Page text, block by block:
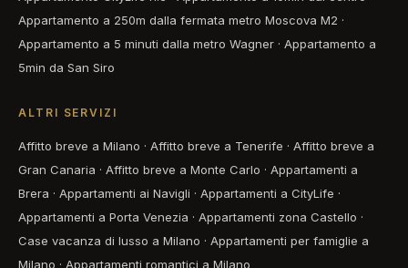
Appartamento a 250m dalla fermata metro Moscova M2 ·
Appartamento a 5 minuti dalla metro Wagner · Appartamento a
5min da San Siro
ALTRI SERVIZI
Affitto breve a Milano · Affitto breve a Tenerife · Affitto breve a
Gran Canaria · Affitto breve a Monte Carlo · Appartamenti a
Brera · Appartamenti ai Navigli · Appartamenti a CityLife ·
Appartamenti a Porta Venezia · Appartamenti zona Castello ·
Case vacanza di lusso a Milano · Appartamenti per famiglie a
Milano · Appartamenti romantici a Milano